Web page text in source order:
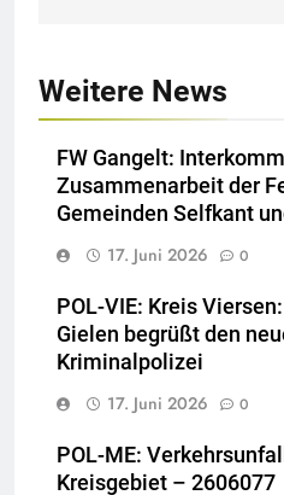
Weitere News
FW Gangelt:
Zusammenarbeit der
Gemeinden Selfkant
17. Juni 2026
0
POL-VIE: Kreis
Gielen begrüßt den
Kriminalpolizei
17. Juni 2026
0
POL-ME:
Kreisgebiet – 2606077